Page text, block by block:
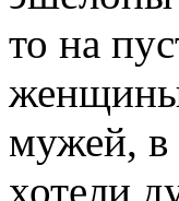
то на
женщины
мужей, в
хотели